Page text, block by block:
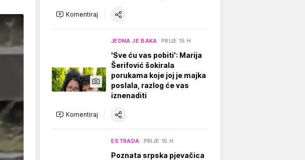
Komentiraj
JEDNA JE BAKA PRIJE 15 H
'Sve ću vas pobiti': Marija
Šerifović šokirala
porukama koje joj je majka
poslala, razlog će vas
iznenaditi
Komentiraj
ESTRADA PRIJE 15 H
Poznata srpska pjevačica